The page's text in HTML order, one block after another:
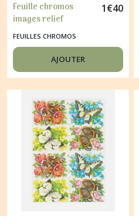
Feuille chromos
images relief
découpage collage
FLEURS 7172
1€40
FEUILLES CHROMOS
AJOUTER